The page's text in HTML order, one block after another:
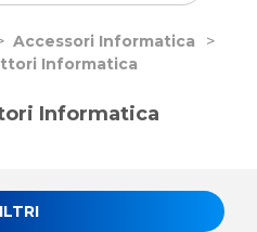
Accessori Informatica
>
Informatica
Informatica